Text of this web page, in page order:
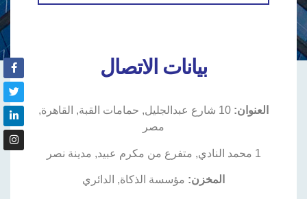
بيانات الاتصال
العنوان:
10 شارع عبدالجليل, حمامات القبة, القاهرة,
مصر
1 محمد النادي, متفرع من مكرم عبيد, مدينة نصر
المخزن: مؤسسة الذكاة, الدائري